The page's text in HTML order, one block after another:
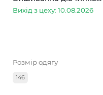
колоски
Вихід з цеху: 10.08.2026
Розмір одягу
146